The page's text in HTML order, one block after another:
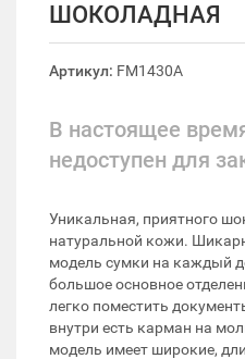
ШОКОЛАДНАЯ
Артикул: FM1430A
В настоящее
недоступен для
Уникальная, приятного
натуральной кожи.
модель сумки на каждый
большое основное
легко поместить
внутри есть карман на
модель имеет широкие,